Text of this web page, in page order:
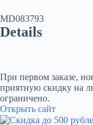
MD083793
Details
При первом заказе,
приятную скидку на
ограничено.
Открыть сайт